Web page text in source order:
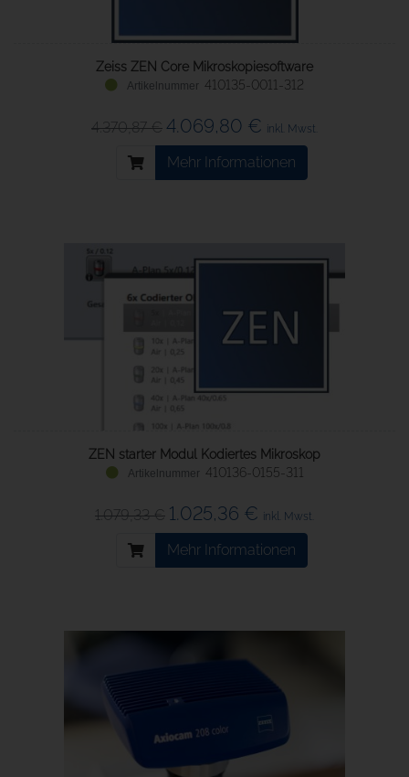
Zeiss ZEN Core Mikroskopiesoftware
410135-0011-312
4.370,87 € 4.069,80 € inkl. Mwst.
Mehr Informationen
ZEN starter Modul Kodiertes Mikroskop
410136-0155-311
1.079,33 € 1.025,36 € inkl. Mwst.
Mehr Informationen